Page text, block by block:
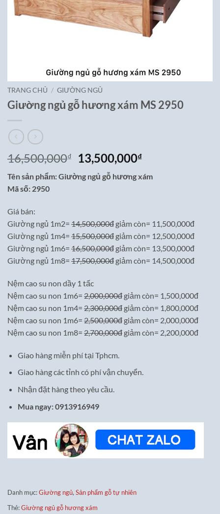
TRANG CHỦ / GIƯỜNG NGỦ
Giường ngủ gỗ hương xám MS 2950
16,500,000₫
Giá
gốc
là:
13,500,000₫Giá
tại
Tên sản phẩm: Giường ngủ gỗ hương xám
Mã số: 2950
Giá bán:
Giường ngủ 1m2= 14,500,000đ giảm còn= 11,500,000đ
Giường ngủ 1m4= 15,500,000đ giảm còn= 12,500,000đ
Giường ngủ 1m6= 16,500,000đ giảm còn= 13,500,000đ
Giường ngủ 1m8= 17,500,000đ giảm còn= 14,500,000đ
Nệm cao su non dầy 1 tấc
Nệm cao su non 1m6= 2,000,000đ giảm còn= 1,500,000đ
Nệm cao su non 1m4= 2,300,000đ giảm còn= 1,800,000đ
Nệm cao su non 1m6= 2,500,000đ giảm còn= 2,000,000đ
Nệm cao su non 1m8= 2,700,000đ giảm còn= 2,200,000đ
Giao hàng miễn phí tại Tphcm.
Giao hàng các tỉnh có phí vận chuyển.
Nhận đặt hàng theo yêu cầu.
Mua ngay: 0913916949
Danh mục:Giường ngủ, Sản phẩm gỗ tự nhiên
Thẻ:Giường ngủ gỗ hương xám